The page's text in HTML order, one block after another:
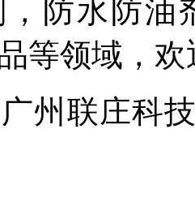
防水防油
等领域，欢
州联庄科